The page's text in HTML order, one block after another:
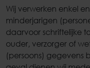
Wij verwerken enkel
minderjarigen
daarvoor schriftelijke
ouder, verzorger of
(persoons) gegevens